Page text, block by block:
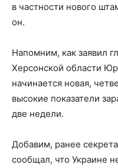
в частности нового
он.
Напомним, как заявил
Херсонской области
начинается новая,
высокие показатели
две недели.
Добавим, ранее
сообщал, что Украине